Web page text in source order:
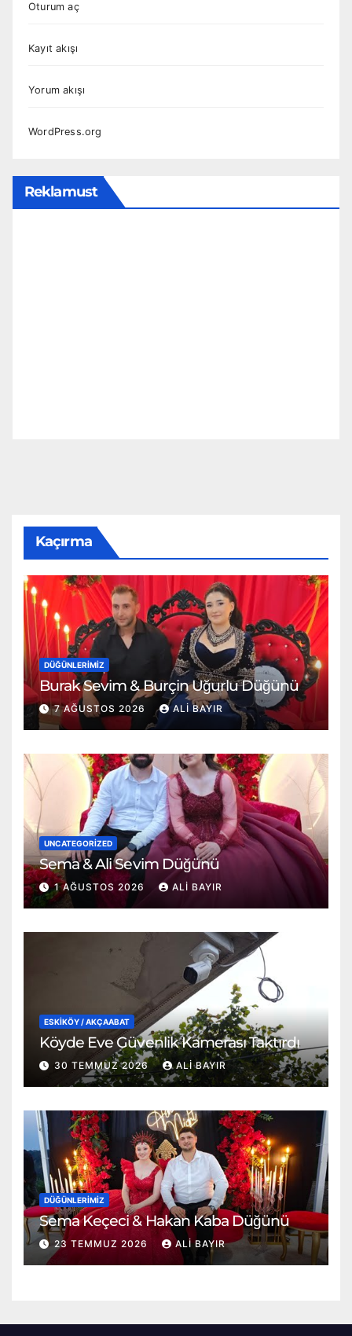
Oturum aç
Kayıt akışı
Yorum akışı
WordPress.org
Reklamust
Kaçırma
DÜĞÜNLERIMIZ
Burak Sevim & Burçin Uğurlu Düğünü
7 AĞUSTOS 2026 ALI BAYIR
UNCATEGORIZED
Sema & Ali Sevim Düğünü
1 AĞUSTOS 2026 ALI BAYIR
ESKİKÖY / AKÇAABAT
Köyde Eve Güvenlik Kamerası Taktırdı
30 TEMMUZ 2026 ALI BAYIR
DÜĞÜNLERIMIZ
Sema Keçeci & Hakan Kaba Düğünü
23 TEMMUZ 2026 ALI BAYIR